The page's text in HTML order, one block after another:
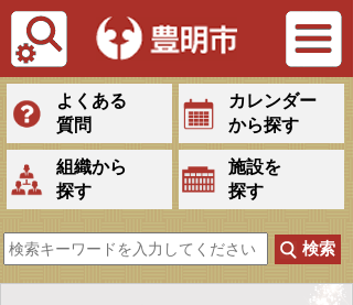
Tiếng Việt
よくある
質問
カレンダー
から探す
組織から
探す
施設を
探す